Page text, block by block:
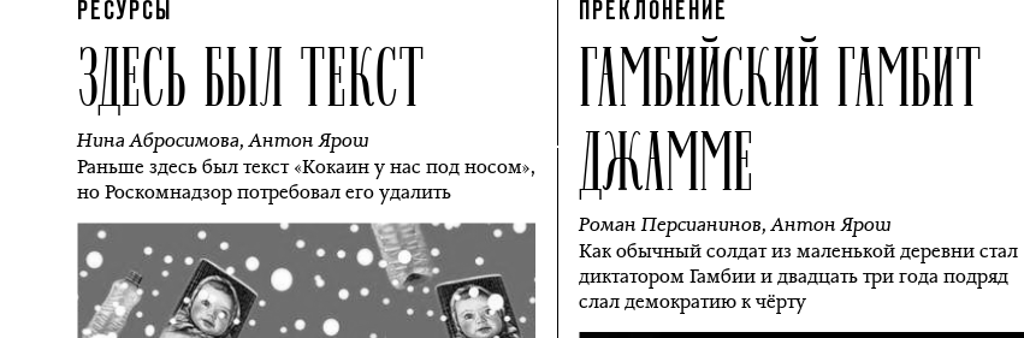
РЕСУРСЫ
ЗДЕСЬ БЫЛ ТЕКСТ
Нина Абросимова,Антон Ярош
Раньше здесь был текст «Кокаин у нас под носом»,
но Роскомнадзор потребовал его удалить
ПРЕКЛОНЕНИЕ
ГАМБИЙСКИЙ ГАМБИТ
ДЖАММЕ
Роман Персианинов,Антон Ярош
Как обычный солдат из маленькой деревни стал
диктатором Гамбии и двадцать три года подряд
слал демократию к чёрту